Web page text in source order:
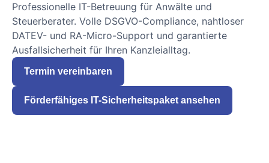
Professionelle IT-Betreuung für Anwälte und
Steuerberater. Volle DSGVO-Compliance, nahtloser
DATEV- und RA-Micro-Support und garantierte
Ausfallsicherheit für Ihren Kanzleialltag.
Termin vereinbaren
Förderfähiges IT-Sicherheitspaket ansehen